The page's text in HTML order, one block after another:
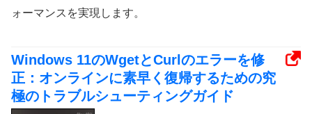
ォーマンスを実現します。
Windows 11のWgetとCurlのエラーを修
正：オンラインに素早く復帰するための究
極のトラブルシューティングガイド